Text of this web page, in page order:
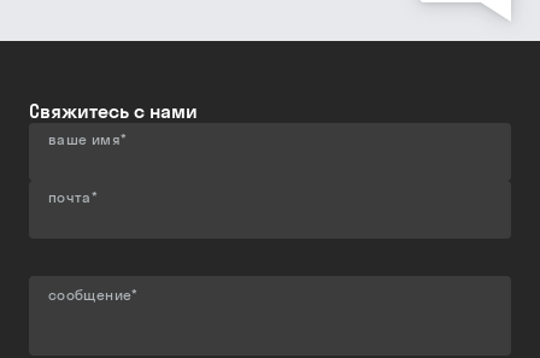
Свяжитесь с нами
ваше имя*
почта*
сообщение*